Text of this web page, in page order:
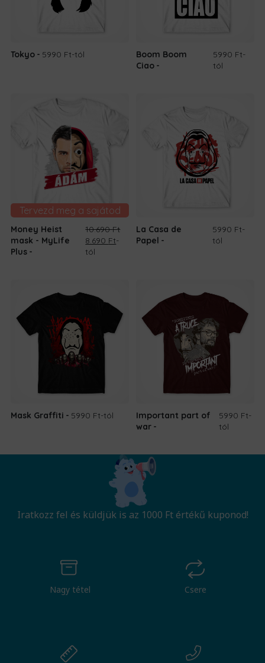
Tokyo 5990 Ft-tól
Boom Boom
Ciao
5990 Ft-
tól
Tervezd meg a sajátod
Money Heist
mask - MyLife
Plus
10.690Ft
Original
price
8.690 FtCurrent
-
tól
La Casa de
Papel
5990 Ft-
tól
Mask Graffiti 5990 Ft-tól
Important part of
war
5990 Ft-
tól
Iratkozz fel és küldjük is az 1000 Ft értékű kuponod!
Nagy tétel Csere